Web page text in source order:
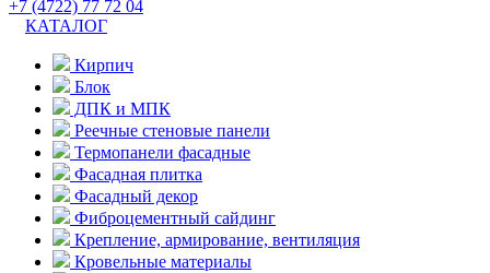
+7 (4722) 77 72 04
КАТАЛОГ
Кирпич
Блок
ДПК и МПК
Реечные стеновые панели
Термопанели фасадные
Фасадная плитка
Фасадный декор
Фиброцементный сайдинг
Крепление, армирование, вентиляция
Кровельные материалы